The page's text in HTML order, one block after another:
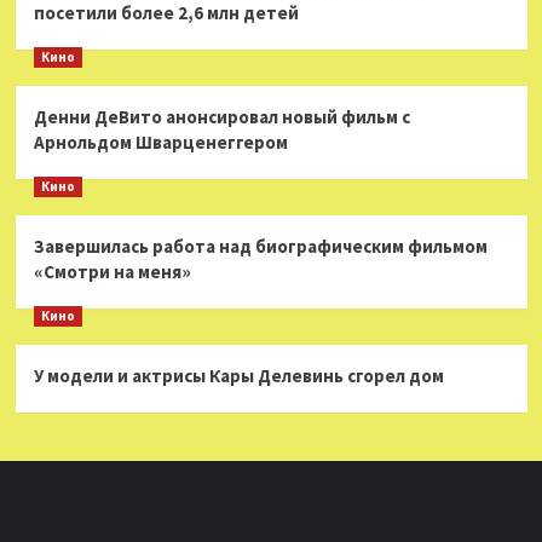
посетили более 2,6 млн детей
Кино
Денни ДеВито анонсировал новый фильм с
Арнольдом Шварценеггером
Кино
Завершилась работа над биографическим фильмом
«Смотри на меня»
Кино
У модели и актрисы Кары Делевинь сгорел дом